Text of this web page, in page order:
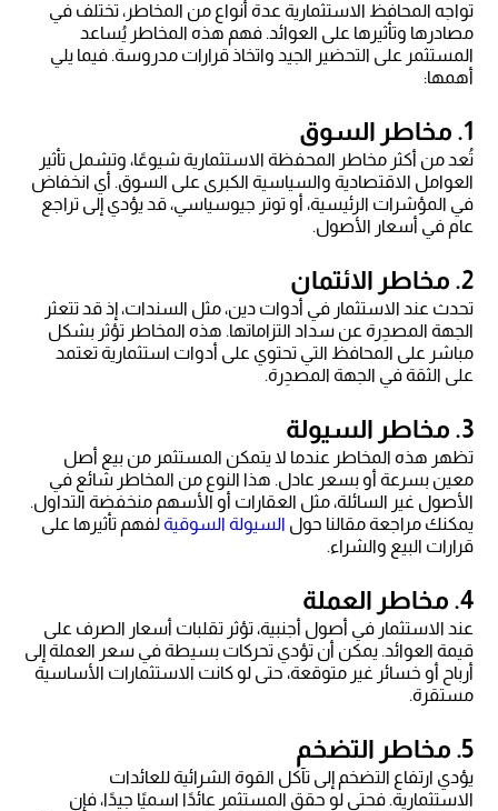
تواجه المحافظ الاستثمارية عدة أنواع من المخاطر، تختلف في
مصادرها وتأثيرها على العوائد. فهم هذه المخاطر يُساعد
المستثمر على التحضير الجيد واتخاذ قرارات مدروسة. فيما يلي
أهمها:
1. مخاطر السوق
تُعد من أكثر مخاطر المحفظة الاستثمارية شيوعًا، وتشمل تأثير
العوامل الاقتصادية والسياسية الكبرى على السوق. أي انخفاض
في المؤشرات الرئيسية، أو توتر جيوسياسي، قد يؤدي إلى تراجع
عام في أسعار الأصول.
2. مخاطر الائتمان
تحدث عند الاستثمار في أدوات دين، مثل السندات، إذ قد تتعثر
الجهة المصدِرة عن سداد التزاماتها. هذه المخاطر تؤثر بشكل
مباشر على المحافظ التي تحتوي على أدوات استثمارية تعتمد
على الثقة في الجهة المصدِرة.
3. مخاطر السيولة
تظهر هذه المخاطر عندما لا يتمكن المستثمر من بيع أصل
معين بسرعة أو بسعر عادل. هذا النوع من المخاطر شائع في
الأصول غير السائلة، مثل العقارات أو الأسهم منخفضة التداول.
يمكنك مراجعة مقالنا حول السيولة السوقية لفهم تأثيرها على
قرارات البيع والشراء.
4. مخاطر العملة
عند الاستثمار في أصول أجنبية، تؤثر تقلبات أسعار الصرف على
قيمة العوائد. يمكن أن تؤدي تحركات بسيطة في سعر العملة إلى
أرباح أو خسائر غير متوقعة، حتى لو كانت الاستثمارات الأساسية
مستقرة.
5. مخاطر التضخم
يؤدي ارتفاع التضخم إلى تآكل القوة الشرائية للعائدات
الاستثمارية. فحتى لو حقق المستثمر عائدًا اسميًا جيدًا، فإن